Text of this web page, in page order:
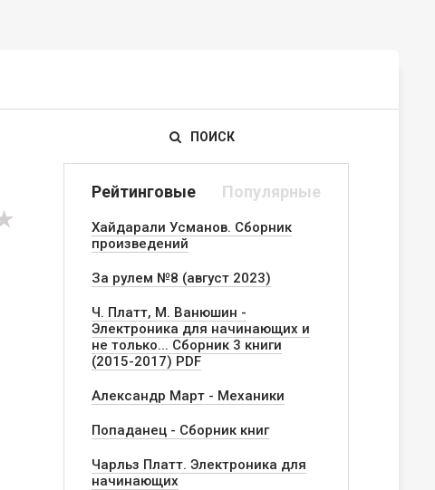
ПОИСК
Рейтинговые Популярные
Хайдарали Усманов. Сборник
произведений
За рулем №8 (август 2023)
Ч. Платт, М. Ванюшин -
Электроника для начинающих и
не только... Сборник 3 книги
(2015-2017) PDF
Александр Март - Механики
Попаданец - Сборник книг
Чарльз Платт. Электроника для
начинающих